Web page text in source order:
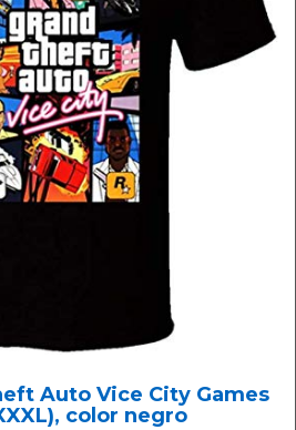
Auto Vice City Games
color negro